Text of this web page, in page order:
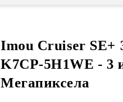
Imou Cruiser SE+
K7CP-5H1WE - 3
Мегапиксела